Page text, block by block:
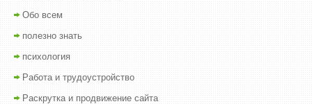
Обо всем
полезно знать
психология
Работа и трудоустройство
Раскрутка и продвижение сайта